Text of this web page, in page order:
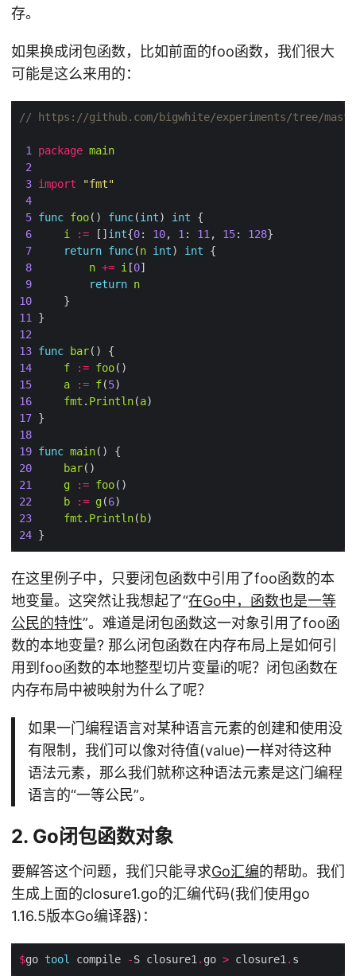
存。
如果换成闭包函数，比如前面的foo函数，我们很大
可能是这么来用的：
// https://github.com/bigwhite/experiments/tree/
1 package main
2
3 import
"fmt"
4
5 func foo() func(int) int
6
i := [] int{0: 10, 1 : 11 , 15: 128
7
return func(n int) int
8
n += i [0
9
return n
10
11
12
13 func bar
14
f := foo
15
a := f(5
16
fmt . Println(a
17
18
19 func main
20
bar
21
g := foo
22
b := g(6
23
fmt . Println( b
24
在这里例子中，只要闭包函数中引用了foo函数的本
地变量。这突然让我想起了“在Go中，函数也是一等
公民的特性”。难道是闭包函数这一对象引用了foo函
数的本地变量? 那么闭包函数在内存布局上是如何引
用到foo函数的本地整型切片变量i的呢？闭包函数在
内存布局中被映射为什么了呢？
如果一门编程语言对某种语言元素的创建和使用没
有限制，我们可以像对待值(value)一样对待这种
语法元素，那么我们就称这种语法元素是这门编程
语言的“一等公民”。
2. Go闭包函数对象
要解答这个问题，我们只能寻求Go汇编的帮助。我们
生成上面的closure1.go的汇编代码(我们使用go
1.16.5版本Go编译器)：
$go tool compile -S closure1 . go > closure1 .